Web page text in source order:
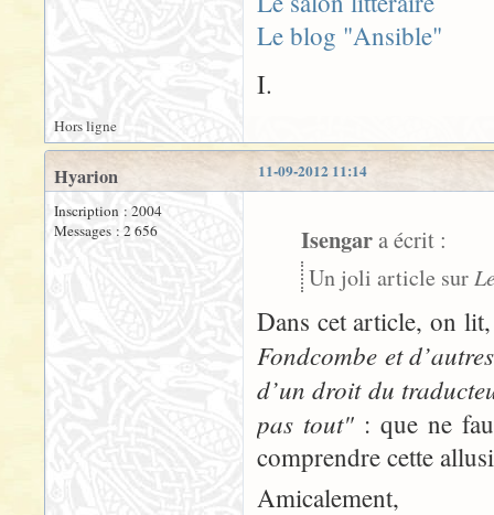
Le blog "Ansible"
I.
Hors ligne
11-09-2012 11:14
Hyarion
Inscription : 2004
Messages : 2 656
Isengara écrit :
Un joli article sur
Dans cet article, on
Fondcombe et
d’un droit du
pas tout": que ne
comprendre cette
Amicalement,